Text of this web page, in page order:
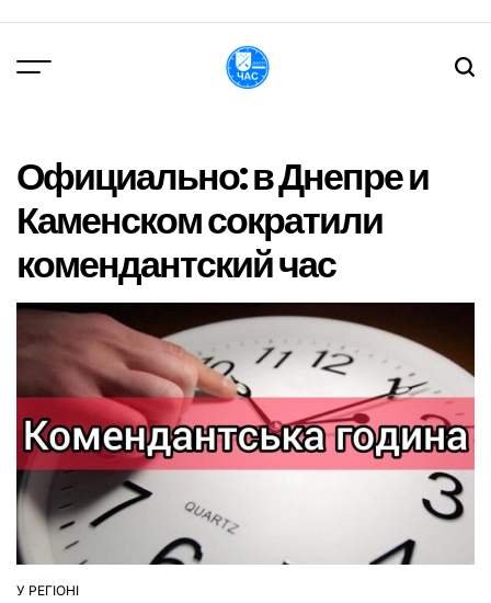
вмісту
Официально: в Днепре и
Каменском сократили
комендантский час
ОПУБЛІКУВАТИ
У РЕГІОНІ